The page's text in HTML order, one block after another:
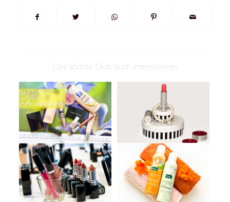
Das könnte Dich auch interessieren